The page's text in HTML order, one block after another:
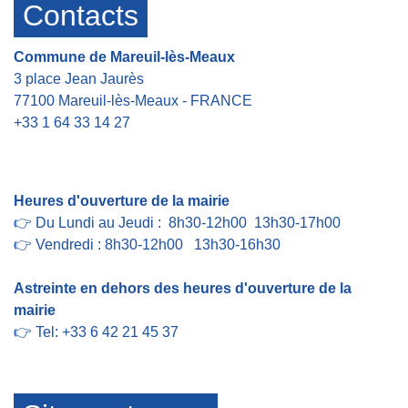
Contacts
Commune de Mareuil-lès-Meaux
3 place Jean Jaurès
77100 Mareuil-lès-Meaux - FRANCE
+33 1 64 33 14 27
Heures d'ouverture de la mairie
👉 Du Lundi au Jeudi : 8h30-12h00 13h30-17h00
👉 Vendredi : 8h30-12h00 13h30-16h30
Astreinte en dehors des heures d'ouverture de la
mairie
👉 Tel: +33 6 42 21 45 37